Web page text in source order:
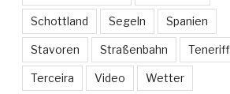
Schottland Segeln Spanien
Stavoren Straßenbahn
Terceira Video Wetter